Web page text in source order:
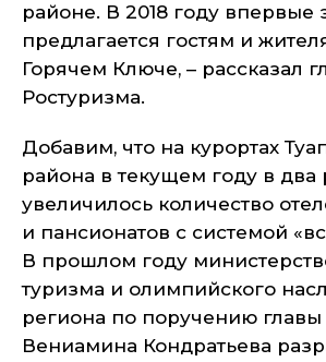
районе. В 2018 году впервые
предлагается гостям и
Горячем Ключе, – рассказал
Ростуризма.
Добавим, что на курортах
района в текущем году в два
увеличилось количество
и пансионатов с системой
В прошлом году
туризма и олимпийского
региона по поручению главы
Вениамина Кондратьева